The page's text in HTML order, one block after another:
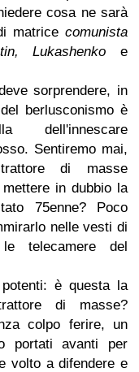
cosa ne sarà
matricecomunista
Lukashenkoe
sorprendere, in
berlusconismo è
Sentiremo mai,
di masse
in dubbio la
75enne? Poco
nelle vesti di
le telecamere del
è questa la
di masse?
colpo ferire, un
portati avanti per
volto a difendere e